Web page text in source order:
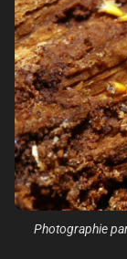
Photographie